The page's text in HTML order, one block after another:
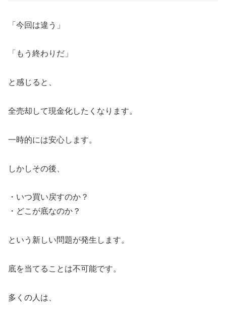
「今回は違う」
「もう終わりだ」
と感じると、
全売却して現金化したくなります。
一時的には安心します。
しかしその後、
・いつ買い戻すのか？
・どこが底なのか？
という新しい問題が発生します。
底を当てることは不可能です。
多くの人は、